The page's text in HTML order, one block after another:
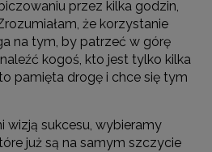
przez kilka godzin,
że korzystanie
na tym, by patrzeć w górę
kogoś, kto jest tylko kilka
pamięta drogę i chce się tym
wizją sukcesu, wybieramy
już są na samym szczycie